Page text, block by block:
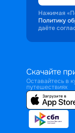
Нажимая
Политику
даёте
Скачайте
Оставайтесь в
путешествиях